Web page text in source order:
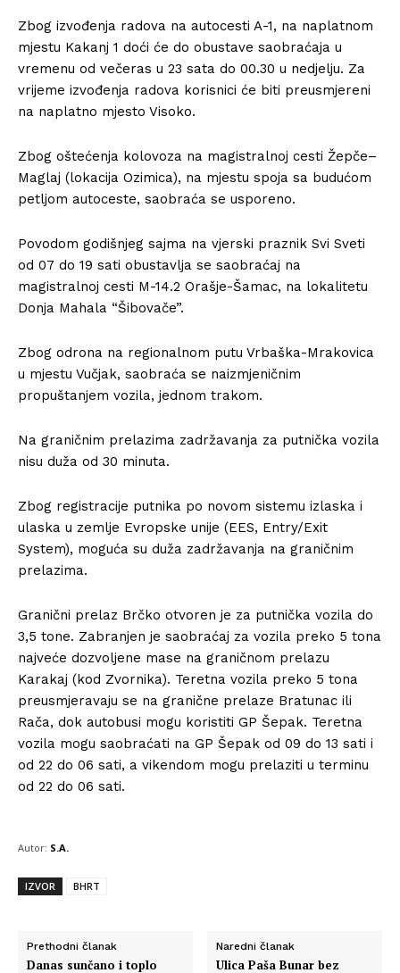
Zbog izvođenja radova na autocesti A-1, na naplatnom
mjestu Kakanj 1 doći će do obustave saobraćaja u
vremenu od večeras u 23 sata do 00.30 u nedjelju. Za
vrijeme izvođenja radova korisnici će biti preusmjereni
na naplatno mjesto Visoko.
Zbog oštećenja kolovoza na magistralnoj cesti Žepče–
Maglaj (lokacija Ozimica), na mjestu spoja sa budućom
petljom autoceste, saobraća se usporeno.
Povodom godišnjeg sajma na vjerski praznik Svi Sveti
od 07 do 19 sati obustavlja se saobraćaj na
magistralnoj cesti M-14.2 Orašje-Šamac, na lokalitetu
Donja Mahala “Šibovače”.
Zbog odrona na regionalnom putu Vrbaška-Mrakovica
u mjestu Vučjak, saobraća se naizmjeničnim
propuštanjem vozila, jednom trakom.
Na graničnim prelazima zadržavanja za putnička vozila
nisu duža od 30 minuta.
Zbog registracije putnika po novom sistemu izlaska i
ulaska u zemlje Evropske unije (EES, Entry/Exit
System), moguća su duža zadržavanja na graničnim
prelazima.
Granični prelaz Brčko otvoren je za putnička vozila do
3,5 tone. Zabranjen je saobraćaj za vozila preko 5 tona
najveće dozvoljene mase na graničnom prelazu
Karakaj (kod Zvornika). Teretna vozila preko 5 tona
preusmjeravaju se na granične prelaze Bratunac ili
Rača, dok autobusi mogu koristiti GP Šepak. Teretna
vozila mogu saobraćati na GP Šepak od 09 do 13 sati i
od 22 do 06 sati, a vikendom mogu prelaziti u terminu
od 22 do 06 sati.
Autor: S.A.
IZVOR BHRT
Prethodni članak
Danas sunčano i toplo
Naredni članak
Ulica Paša Bunar bez